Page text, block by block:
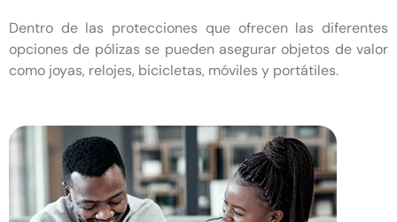
Dentro de las protecciones que ofrecen las diferentes
opciones de pólizas se pueden asegurar objetos de valor
como joyas, relojes, bicicletas, móviles y portátiles.